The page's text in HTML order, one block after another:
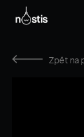
Zpět na